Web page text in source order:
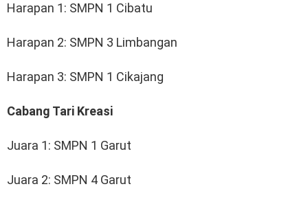
Harapan 1: SMPN 1 Cibatu
Harapan 2: SMPN 3 Limbangan
Harapan 3: SMPN 1 Cikajang
Cabang Tari Kreasi
Juara 1: SMPN 1 Garut
Juara 2: SMPN 4 Garut